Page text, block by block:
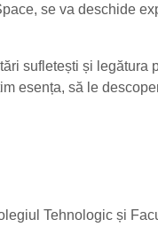
se va deschide
sufletești și legătura
esența, să le
Tehnologic și